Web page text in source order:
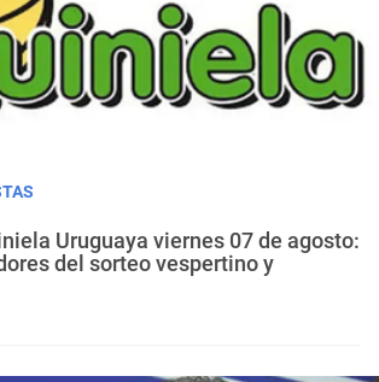
Uruguaya viernes 07 de agosto:
del sorteo vespertino y